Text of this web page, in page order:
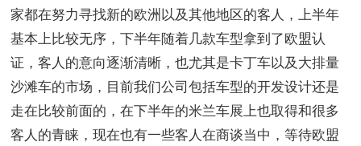
家都在努力寻找新的欧洲以及其他地区的客人，上半年
基本上比较无序，下半年随着几款车型拿到了欧盟认
证，客人的意向逐渐清晰，也尤其是卡丁车以及大排量
沙滩车的市场，目前我们公司包括车型的开发设计还是
走在比较前面的，在下半年的米兰车展上也取得和很多
客人的青睐，现在也有一些客人在商谈当中，等待欧盟